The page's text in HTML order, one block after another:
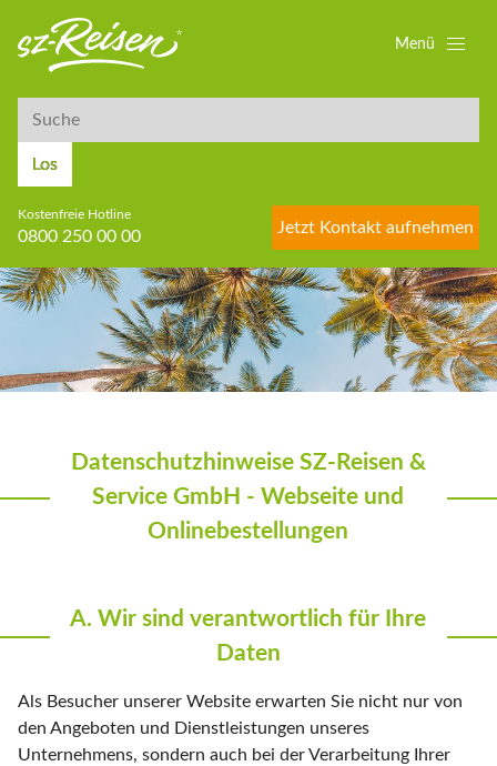
Suche
Los
Kostenfreie Hotline
0800 250 00 00
Jetzt Kontakt aufnehmen
Menü
Datenschutzhinweise SZ-Reisen &
Service GmbH - Webseite und
Onlinebestellungen
A. Wir sind verantwortlich für Ihre
Daten
Als Besucher unserer Website erwarten Sie nicht nur von
den Angeboten und Dienstleistungen unseres
Unternehmens, sondern auch bei der Verarbeitung Ihrer